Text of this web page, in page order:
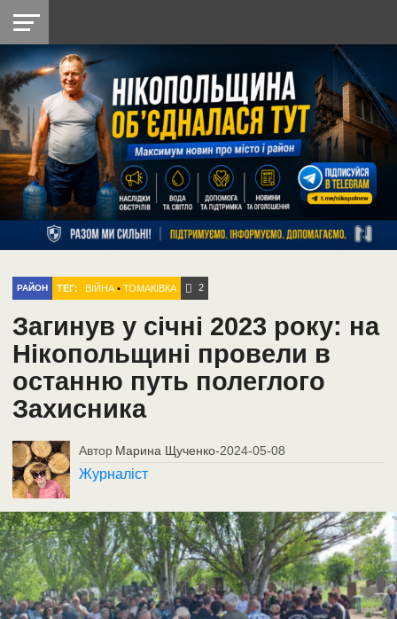
НІКОПОЛЬ
РАЙОН
СІЧЕСЛАВСЬКА
УКРАЇНА
РЕТРО
НІКОПОЛЬ
ЛАЙТ
УКРАЇНА
ДОПОМОГА
РАДІО
РАЙОН ТЕГ: ВІЙНА •ТОМАКІВКА 2
Загинув у січні 2023 року: на
Нікопольщині провели в
останню путь полеглого
Захисника
Автор Марина Щученко-2024-05-08
Журналіст